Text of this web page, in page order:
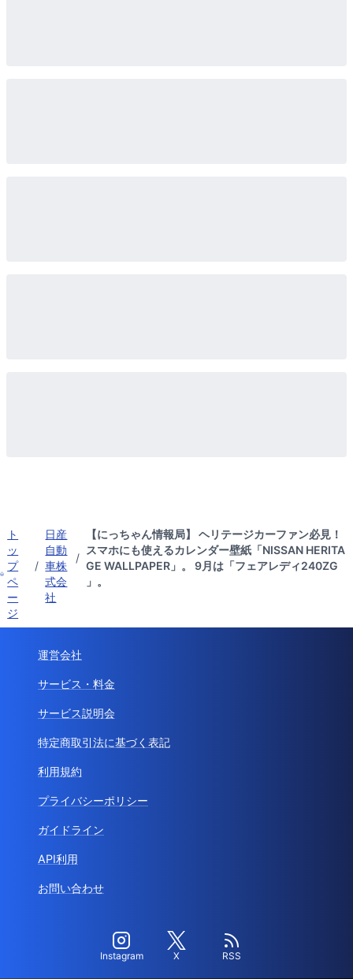
ト
ッ
プ
ペ
ー
ジ
/
日産
自動
車株
式会
社
/
【にっちゃん情報局】 ヘリテージカーファン必見！
スマホにも使えるカレンダー壁紙「NISSAN HERITA
GE WALLPAPER」。 9月は「フェアレディ240ZG
」。
運営会社
サービス・料金
サービス説明会
特定商取引法に基づく表記
利用規約
プライバシーポリシー
ガイドライン
API利用
お問い合わせ
Instagram X RSS